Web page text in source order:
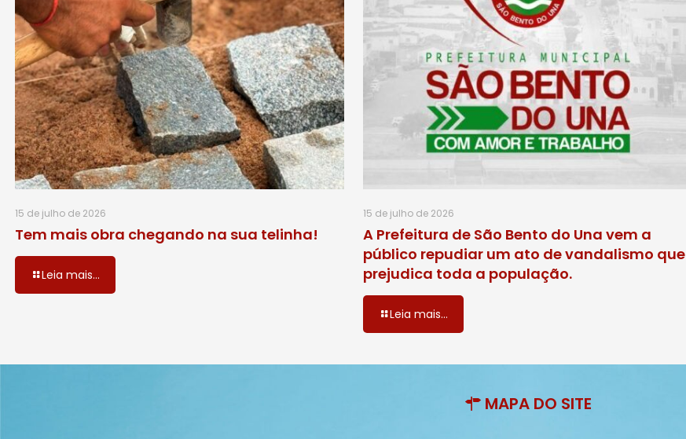
15 de julho de 2026
Tem mais obra chegando na sua telinha!
Leia mais...
15 de julho de 2026
A Prefeitura de São Bento do Una vem a
público repudiar um ato de vandalismo que
prejudica toda a população.
Leia mais...
MAPA DO SITE